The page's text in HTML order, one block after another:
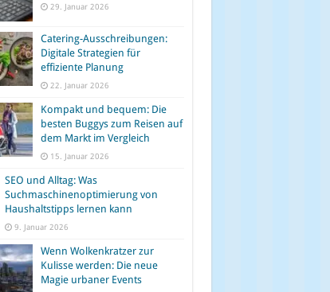
29. Januar 2026
Catering-Ausschreibungen:
Digitale Strategien für
effiziente Planung
22. Januar 2026
Kompakt und bequem: Die
besten Buggys zum Reisen auf
dem Markt im Vergleich
15. Januar 2026
SEO und Alltag: Was
Suchmaschinenoptimierung von
Haushaltstipps lernen kann
9. Januar 2026
Wenn Wolkenkratzer zur
Kulisse werden: Die neue
Magie urbaner Events